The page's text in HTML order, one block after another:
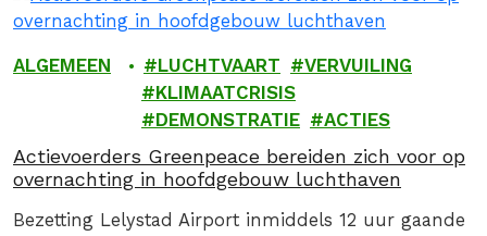
ALGEMEEN LUCHTVAART
VERVUILING
KLIMAATCRISIS
DEMONSTRATIE
ACTIES
Actievoerders Greenpeace bereiden zich voor op
overnachting in hoofdgebouw luchthaven
Bezetting Lelystad Airport inmiddels 12 uur gaande